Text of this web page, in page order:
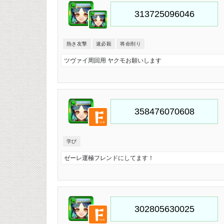
熱き友撃 速必殺 将命削り
ツヴァイ周回用 ヤクモお願いします
学び
ゼーレ運極フレンドにしてます！